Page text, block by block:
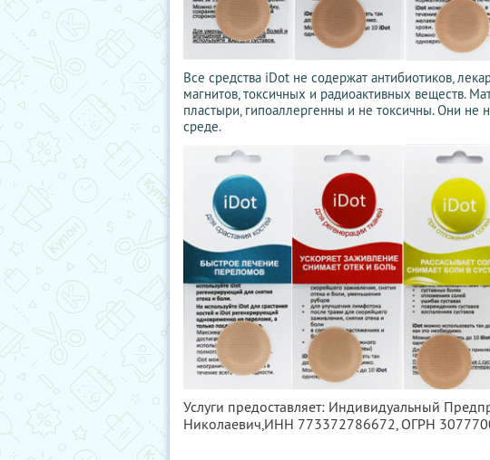
Все средства iDot не содержат антибиотиков,
магнитов, токсичных и радиоактивных веществ.
пластыри, гипоаллергенны и не токсичны. Они
среде.
Услуги предоставляет: Индивидуальный
Николаевич, ИНН 773372786672 , ОГРН